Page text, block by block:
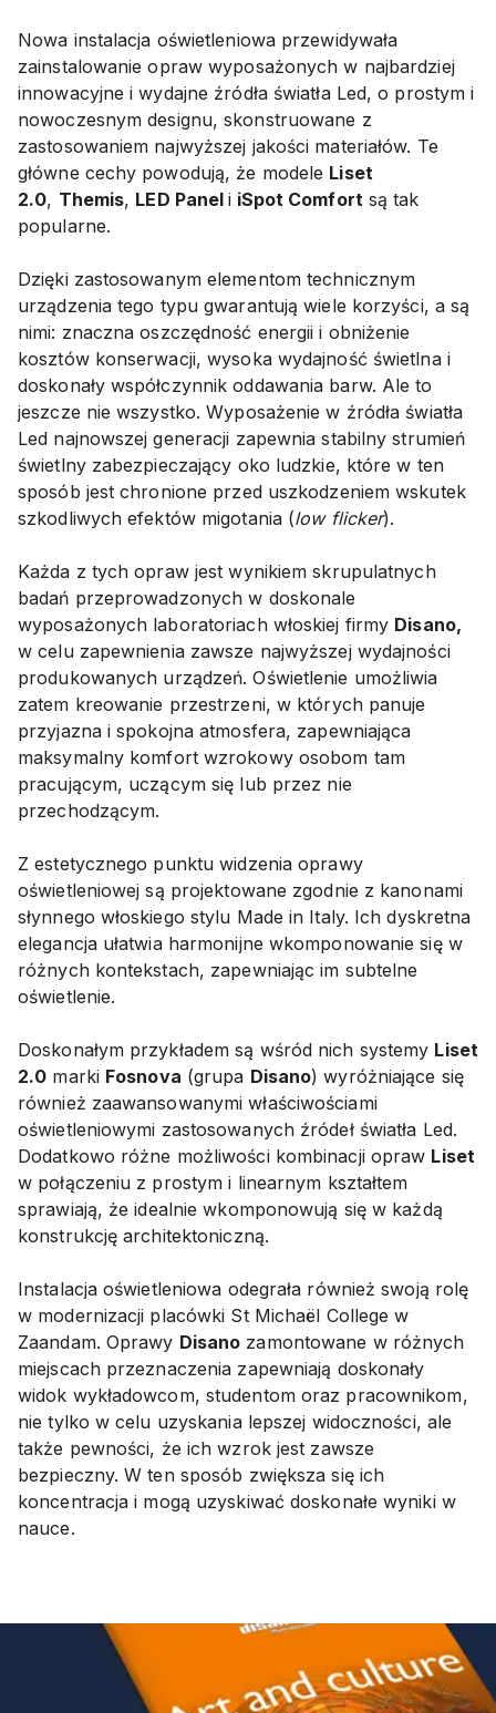
Nowa instalacja oświetleniowa przewidywała
zainstalowanie opraw wyposażonych w najbardziej
innowacyjne i wydajne źródła światła Led, o prostym i
nowoczesnym designu, skonstruowane z
zastosowaniem najwyższej jakości materiałów. Te
główne cechy powodują, że modele Liset
2.0, Themis, LED Paneli iSpot Comfort są tak
popularne.
Dzięki zastosowanym elementom technicznym
urządzenia tego typu gwarantują wiele korzyści, a są
nimi: znaczna oszczędność energii i obniżenie
kosztów konserwacji, wysoka wydajność świetlna i
doskonały współczynnik oddawania barw. Ale to
jeszcze nie wszystko. Wyposażenie w źródła światła
Led najnowszej generacji zapewnia stabilny strumień
świetlny zabezpieczający oko ludzkie, które w ten
sposób jest chronione przed uszkodzeniem wskutek
szkodliwych efektów migotania (low flicker).
Każda z tych opraw jest wynikiem skrupulatnych
badań przeprowadzonych w doskonale
wyposażonych laboratoriach włoskiej firmy Disano,
w celu zapewnienia zawsze najwyższej wydajności
produkowanych urządzeń. Oświetlenie umożliwia
zatem kreowanie przestrzeni, w których panuje
przyjazna i spokojna atmosfera, zapewniająca
maksymalny komfort wzrokowy osobom tam
pracującym, uczącym się lub przez nie
przechodzącym.
Z estetycznego punktu widzenia oprawy
oświetleniowej są projektowane zgodnie z kanonami
słynnego włoskiego stylu Made in Italy. Ich dyskretna
elegancja ułatwia harmonijne wkomponowanie się w
różnych kontekstach, zapewniając im subtelne
oświetlenie.
Doskonałym przykładem są wśród nich systemy Liset
2.0 marki Fosnova (grupa Disano) wyróżniające się
również zaawansowanymi właściwościami
oświetleniowymi zastosowanych źródeł światła Led.
Dodatkowo różne możliwości kombinacji opraw Liset
w połączeniu z prostym i linearnym kształtem
sprawiają, że idealnie wkomponowują się w każdą
konstrukcję architektoniczną.
Instalacja oświetleniowa odegrała również swoją rolę
w modernizacji placówki St Michaël College w
Zaandam. Oprawy Disano zamontowane w różnych
miejscach przeznaczenia zapewniają doskonały
widok wykładowcom, studentom oraz pracownikom,
nie tylko w celu uzyskania lepszej widoczności, ale
także pewności, że ich wzrok jest zawsze
bezpieczny. W ten sposób zwiększa się ich
koncentracja i mogą uzyskiwać doskonałe wyniki w
nauce.